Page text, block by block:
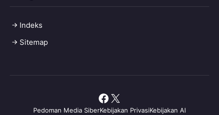
Indeks
Sitemap
Pedoman Media SiberKebijakan PrivasiKebijakan AI
Facebook
X